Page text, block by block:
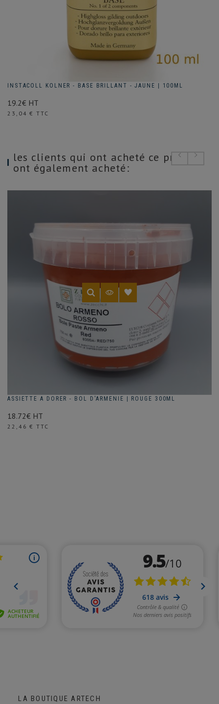
INSTACOLL KOLNER - BASE BRILLANT - JAUNE | 100ML
19.2€ HT
Prix
23,04 € TTC
les clients qui ont acheté ce produit
ont également acheté:
ASSIETTE A DORER - BOL D'ARMENIE | ROUGE 300ML
18.72€ HT
Prix
22,46 € TTC
LA BOUTIQUE ARTECH